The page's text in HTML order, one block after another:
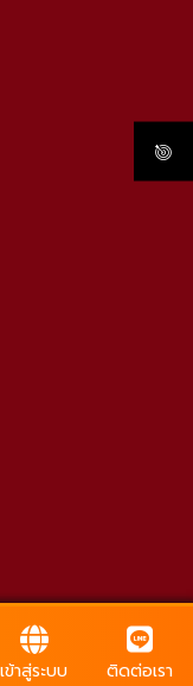
เข้าสู่ระบบ ติดต่อเรา